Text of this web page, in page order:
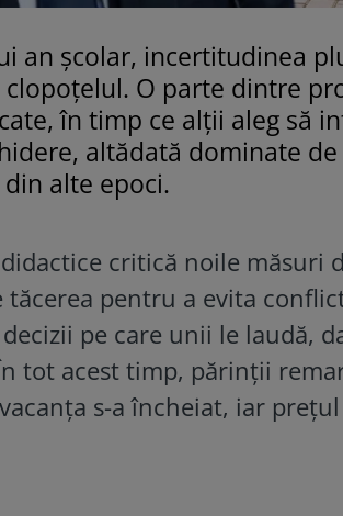
an școlar, incertitudinea
clopoțelul. O parte dintre
în timp ce alții aleg să
altădată dominate
alte epoci.
critică noile măsuri
tăcerea pentru a evita
pe care unii le laudă,
tot acest timp, părinții
s-a încheiat, iar